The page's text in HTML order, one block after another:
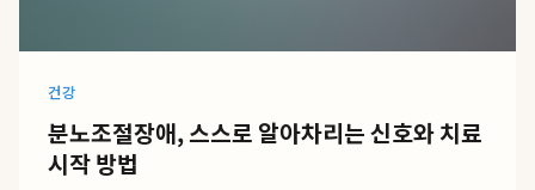
건강
분노조절장애, 스스로 알아차리는 신호와 치료
시작 방법